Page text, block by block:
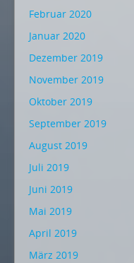
Februar 2020
Januar 2020
Dezember 2019
November 2019
Oktober 2019
September 2019
August 2019
Juli 2019
Juni 2019
Mai 2019
April 2019
März 2019